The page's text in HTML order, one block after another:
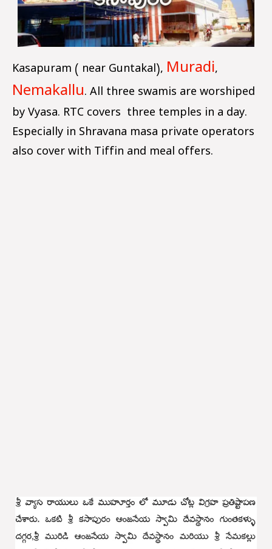
Kasapuram ( near Guntakal), Muradi,
Nemakallu. All three swamis are worshiped
by Vyasa. RTC covers three temples in a day.
Especially in Shravana masa private operators
also cover with Tiffin and meal offers.